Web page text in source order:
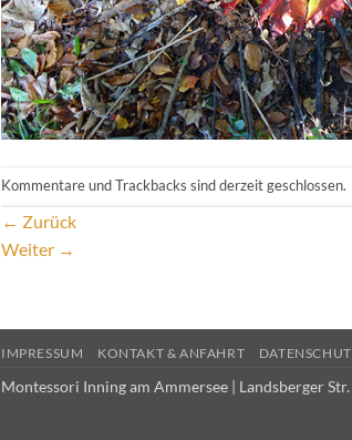
Kommentare und Trackbacks sind derzeit geschlossen.
← Zurück
Weiter →
IMPRESSUM KONTAKT & ANFAHRT
Montessori Inning am Ammersee | Landsberger